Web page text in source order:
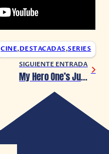
CINE,DESTACADAS,SERIES
SIGUIENTE ENTRADA
My Hero One’s Justice 2 muestra nuevo trailer